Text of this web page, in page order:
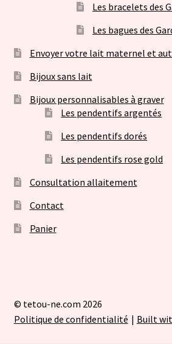
Les bracelets des
Les bagues des
Envoyer votre lait maternel et
Bijoux sans lait
Bijoux personnalisables à graver
Les pendentifs argentés
Les pendentifs dorés
Les pendentifs rose gold
Consultation allaitement
Contact
Panier
© tetou-ne.com 2026
Politique de confidentialité
Built